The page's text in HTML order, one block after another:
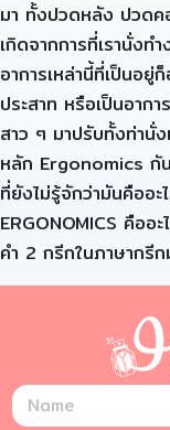
มา ทั้งปวดหลัง ปวดค
เกิดจากการที่เรานั่งท
อาการเหล่านี้ที่เป็นอยู่
ประสาท หรือเป็นอาก
สาว ๆ มาปรับทั้งท่านั่
หลัก Ergonomics กั
ที่ยังไม่รู้จักว่ามันคืออะ
ERGONOMICS คืออ
คำ 2 กรีกในภาษากรี